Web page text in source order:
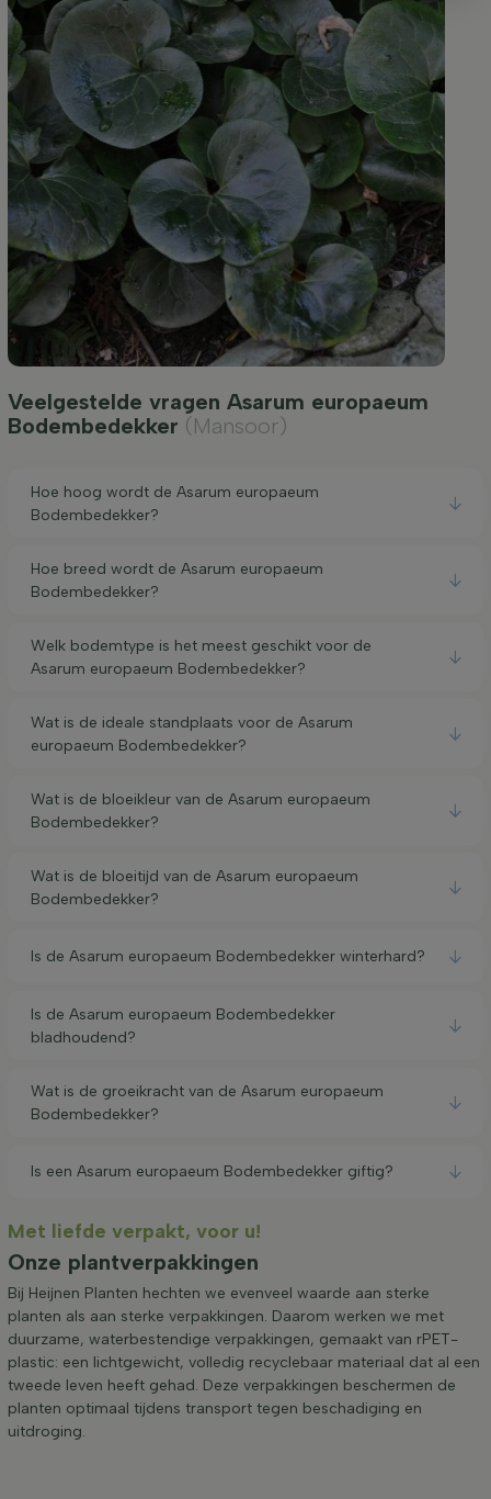
Veelgestelde vragen Asarum europaeum
Bodembedekker (Mansoor)
Hoe hoog wordt de Asarum europaeum
Bodembedekker?
Hoe breed wordt de Asarum europaeum
Bodembedekker?
Welk bodemtype is het meest geschikt voor de
Asarum europaeum Bodembedekker?
Wat is de ideale standplaats voor de Asarum
europaeum Bodembedekker?
Wat is de bloeikleur van de Asarum europaeum
Bodembedekker?
Wat is de bloeitijd van de Asarum europaeum
Bodembedekker?
Is de Asarum europaeum Bodembedekker winterhard?
Is de Asarum europaeum Bodembedekker
bladhoudend?
Wat is de groeikracht van de Asarum europaeum
Bodembedekker?
Is een Asarum europaeum Bodembedekker giftig?
Met liefde verpakt, voor u!
Onze plantverpakkingen
Bij Heijnen Planten hechten we evenveel waarde aan sterke
planten als aan sterke verpakkingen. Daarom werken we met
duurzame, waterbestendige verpakkingen, gemaakt van rPET-
plastic: een lichtgewicht, volledig recyclebaar materiaal dat al een
tweede leven heeft gehad. Deze verpakkingen beschermen de
planten optimaal tijdens transport tegen beschadiging en
uitdroging.